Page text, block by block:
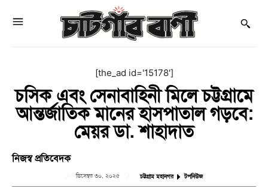
[the_ad id='15178']
চসিক এবং সেনাবাহিনী মিলে চট্টগ্রামে
আন্তর্জাতিক মানের হাসপাতাল গড়বে:
মেয়র ডা. শাহাদাত
নিজস্ব প্রতিবেদক
ডিসেম্বর ৩০, ২০২৫ চট্টগ্রাম মহানগর টপনিউজ